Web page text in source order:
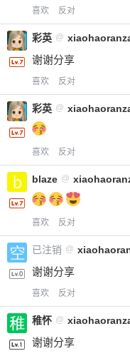
喜欢 反对
彩英 @
谢谢分享
喜欢 反对
彩英 @
喜欢 反对
blaze @
喜欢 反对
已注销 @
谢谢分享
喜欢 反对
稚怀 @
谢谢分享